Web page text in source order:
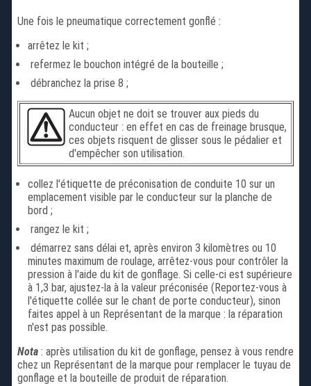
Une fois le pneumatique correctement gonflé :
arrêtez le kit ;
refermez le bouchon intégré de la bouteille ;
débranchez la prise 8 ;
Aucun objet ne doit se trouver aux pieds du
conducteur : en effet en cas de freinage brusque,
ces objets risquent de glisser sous le pédalier et
d'empêcher son utilisation.
collez l'étiquette de préconisation de conduite 10 sur un
emplacement visible par le conducteur sur la planche de
bord ;
rangez le kit ;
démarrez sans délai et, après environ 3 kilomètres ou 10
minutes maximum de roulage, arrêtez-vous pour contrôler la
pression à l'aide du kit de gonflage. Si celle-ci est supérieure
à 1,3 bar, ajustez-la à la valeur préconisée (Reportez-vous à
l'étiquette collée sur le chant de porte conducteur), sinon
faites appel à un Représentant de la marque : la réparation
n'est pas possible.
Nota: après utilisation du kit de gonflage, pensez à vous rendre
chez un Représentant de la marque pour remplacer le tuyau de
gonflage et la bouteille de produit de réparation.